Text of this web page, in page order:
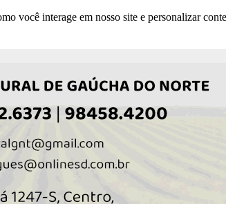
você interage em nosso site e personalizar